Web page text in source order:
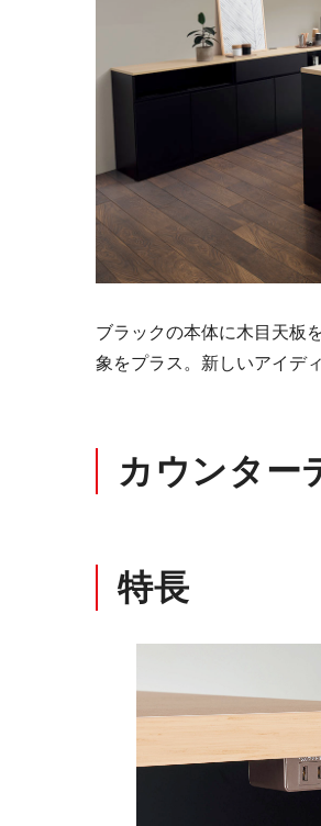
ブラックの本体に木目天板
象をプラス。新しいアイデ
カウンター
特長
教育施設用家具